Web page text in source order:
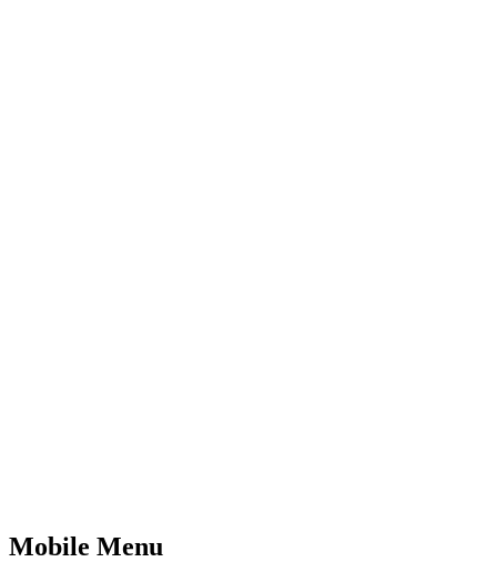
Mobile Menu